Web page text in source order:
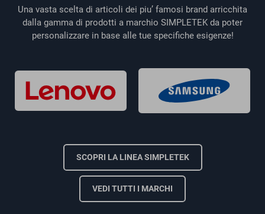
Una vasta scelta di articoli dei piu’ famosi brand arricchita
dalla gamma di prodotti a marchio SIMPLETEK da poter
personalizzare in base alle tue specifiche esigenze!
SCOPRI LA LINEA SIMPLETEK
VEDI TUTTI I MARCHI